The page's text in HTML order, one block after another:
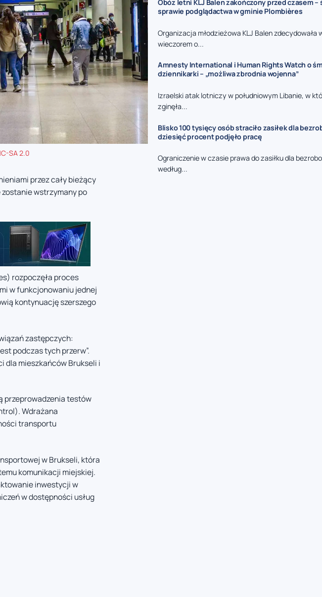
SA 2.0
przez cały bieżący
zostanie wstrzymany po
rozpoczęła proces
w funkcjonowaniu jednej
kontynuację szerszego
zastępczych:
podczas tych przerw”.
dla mieszkańców Brukseli i
przeprowadzenia testów
Wdrażana
transportu
w Brukseli, która
komunikacji miejskiej.
inwestycji w
w dostępności usług
Obóz letni KLJ Balen zakończony przed czasem –
sprawie podglądactwa w gminie Plombières
Organizacja młodzieżowa KLJ Balen zdecydowała
wieczorem o...
Amnesty International i Human Rights Watch o
dziennikarki – „możliwa zbrodnia wojenna”
Izraelski atak lotniczy w południowym Libanie, w
zginęła...
Blisko 100 tysięcy osób straciło zasiłek dla
dziesięć procent podjęło pracę
Ograniczenie w czasie prawa do zasiłku dla
według...